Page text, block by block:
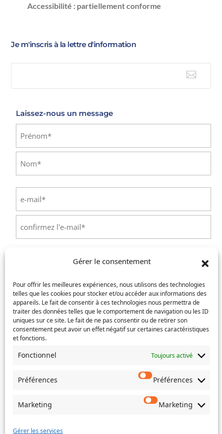
Gérer le consentement
Pour offrir les meilleures expériences, nous utilisons des technologies
telles que les cookies pour stocker et/ou accéder aux informations des
appareils. Le fait de consentir à ces technologies nous permettra de
traiter des données telles que le comportement de navigation ou les ID
uniques sur ce site. Le fait de ne pas consentir ou de retirer son
consentement peut avoir un effet négatif sur certaines caractéristiques
et fonctions.
Fonctionnel Toujours activé
Préférences Préférences
Marketing Marketing
Gérer les services
Accessibilité : partiellement conforme
Je m'inscris à la lettre d'information

Laissez-nous un message
Prénom
mail(Nécessaire)
Saisissez
un
e-
(Nécessaire)
Service concerné (Nécessaire)
Si votre demande concerne des actes de naissance et/ou
de mariage, choisissez l'Etat-Civil comme service
concerné.
Message(Nécessaire)